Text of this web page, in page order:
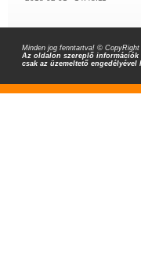
Minden jog fenntartva! © CopyRight
Az oldalon szereplő információk
csak az üzemeltető engedélyével